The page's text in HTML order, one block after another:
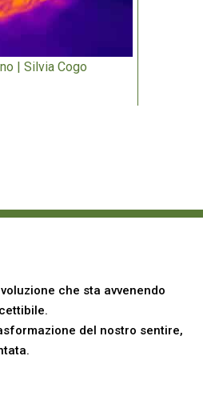
| Silvia Cogo
che sta avvenendo
del nostro sentire,